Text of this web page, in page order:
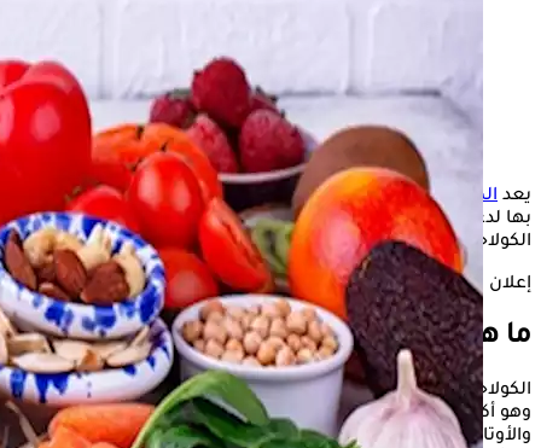
يعد الكولاجين ومصل اللبن من أبرز العناصر التي يمكن الاستعانة
بها لدعم الخلايا وأنسجة البشرة فيما يلي أهم الفوارق بين
الكولاجين ومصل اللبن بحسب times of india
إعلان
ما هو الكولاجين؟
الكولاجين هو بروتين هيكلي يمنح الخلايا والأنسجة الدعم والشكل،
وهو أكثر البروتينات وفرة في الجسم. يوجد في العظام والجلد
والأوتار والأربطة والعضلات، ويُستخدم كمكمل غذائي لتعزيز صحة